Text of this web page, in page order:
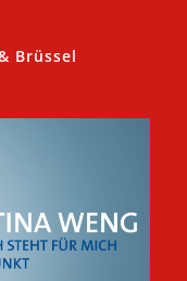
Brüssel